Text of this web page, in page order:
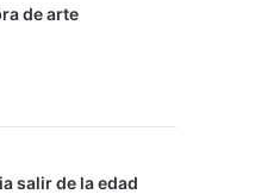
de arte
salir de la edad